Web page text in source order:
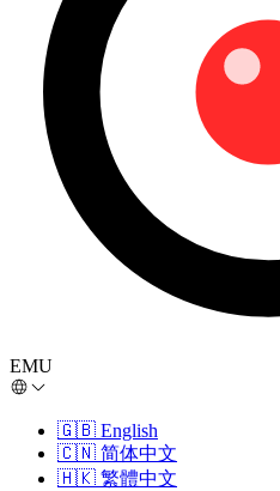
EMU
🇬🇧 English
🇨🇳 简体中文
🇭🇰 繁體中文